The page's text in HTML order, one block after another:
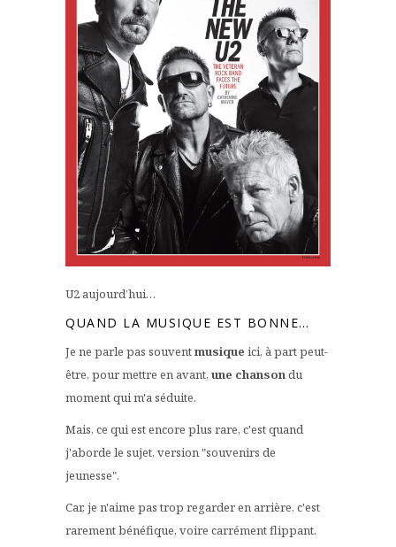
U2 aujourd’hui…
QUAND LA MUSIQUE EST BONNE…
Je ne parle pas souventmusique ici, à part peut-
être, pour mettre en avant, une chansondu
moment qui m'a séduite.
Mais, ce qui est encore plus rare, c'est quand
j'aborde le sujet, version "souvenirs de
jeunesse".
Car, je n'aime pas trop regarder en arrière, c'est
rarement bénéfique, voire carrément flippant.